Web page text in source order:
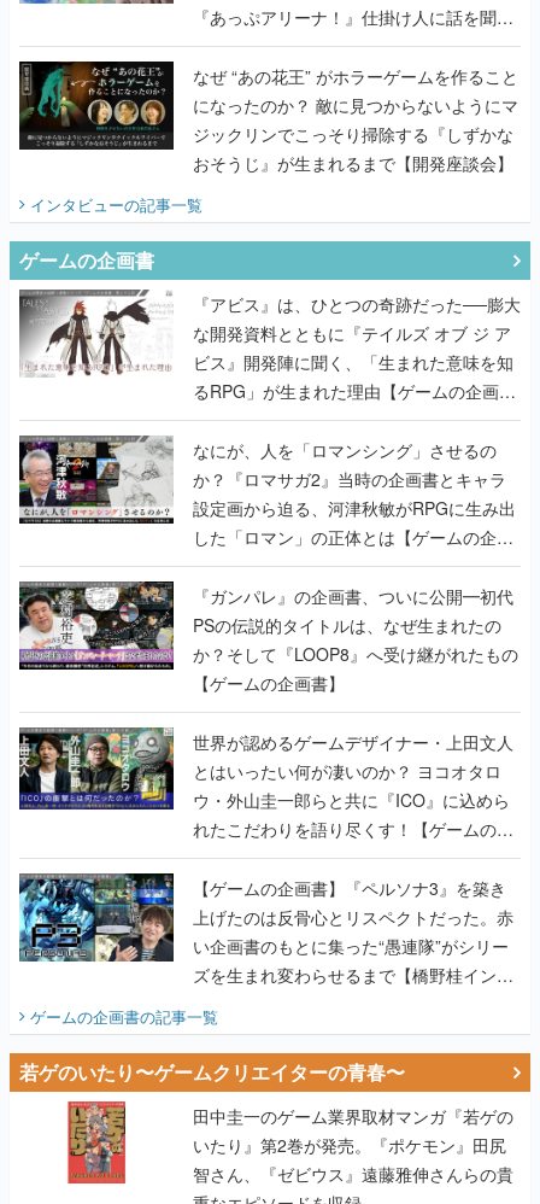
になったのか？ 敵に見つからないようにマ
ジックリンでこっそり掃除する『しずかな
おそうじ』が生まれるまで【開発座談会】
インタビューの記事一覧
『アビス』は、ひとつの奇跡だった──膨大
な開発資料とともに『テイルズ オブ ジ ア
るRPG」が生まれた理由【ゲームの企画
書】
なにが、人を「ロマンシング」させるの
か？『ロマサガ2』当時の企画書とキャラ
設定画から迫る、河津秋敏がRPGに生み出
した「ロマン」の正体とは【ゲームの企画
書】
『ガンパレ』の企画書、ついに公開━初代
PSの伝説的タイトルは、なぜ生まれたの
か？そして『LOOP8』へ受け継がれたもの
【ゲームの企画書】
世界が認めるゲームデザイナー・上田文人
とはいったい何が凄いのか？ ヨコオタロ
ウ・外山圭一郎らと共に『ICO』に込めら
れたこだわりを語り尽くす！【ゲームの企
画書】
【ゲームの企画書】『ペルソナ3』を築き
上げたのは反骨心とリスペクトだった。赤
い企画書のもとに集った“愚連隊”がシリー
ズを生まれ変わらせるまで【橋野桂インタ
ビュー】
ゲームの企画書の記事一覧
若ゲのいたり〜ゲームクリエイターの青春〜
田中圭一のゲーム業界取材マンガ『若ゲの
いたり』第2巻が発売。『ポケモン』田尻
智さん、『ゼビウス』遠藤雅伸さんらの貴
重なエピソードを収録
【田中圭一連載：アイマス/ガンダム 戦場